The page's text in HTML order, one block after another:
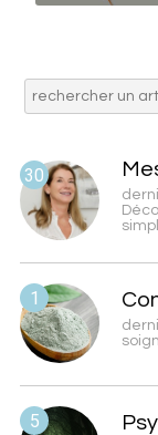
30
1
5